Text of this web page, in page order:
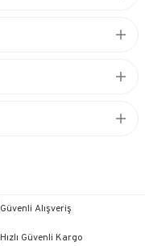
Güvenli Alışveriş
Hızlı Güvenli Kargo